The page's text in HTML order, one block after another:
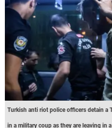
Turkish anti riot police officers detain a
in a military coup as they are leaving in